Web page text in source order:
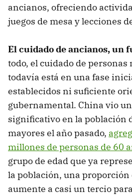
ancianos, ofreciendo
juegos de mesa y lecciones
El cuidado de ancianos, un
todo, el cuidado de personas
todavía está en una fase
establecidos ni suficiente
gubernamental. China vio
significativo en la población
mayores el año pasado,
millones de personas de 60
grupo de edad que ya
la población, una proporción
aumente a casi un tercio